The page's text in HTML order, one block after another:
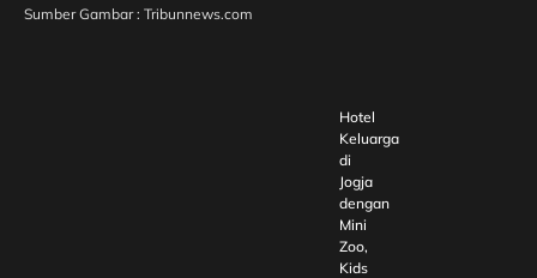
Sumber Gambar : Tribunnews.com
Hotel
Keluarga
di
Jogja
dengan
Mini
Zoo,
Kids